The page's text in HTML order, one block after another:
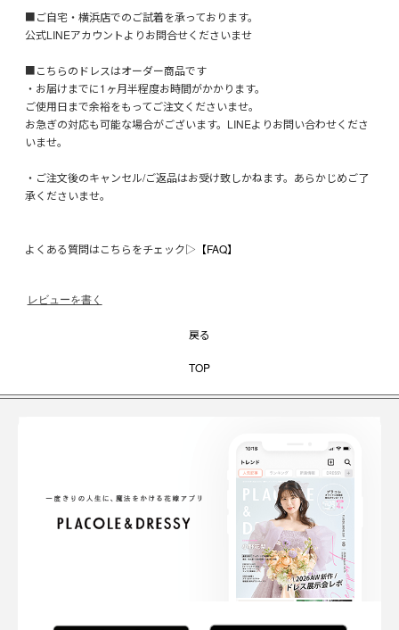
■ご自宅・横浜店でのご試着を承っております。
公式LINEアカウントよりお問合せくださいませ
■こちらのドレスはオーダー商品です
・お届けまでに1ヶ月半程度お時間がかかります。
ご使用日まで余裕をもってご注文くださいませ。
お急ぎの対応も可能な場合がございます。LINEよりお問い合わせくださ
いませ。
・ご注文後のキャンセル/ご返品はお受け致しかねます。あらかじめご了
承くださいませ。
よくある質問はこちらをチェック▷ 【FAQ】
レビューを書く
戻る
TOP